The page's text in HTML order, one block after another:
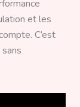
et les
C’est